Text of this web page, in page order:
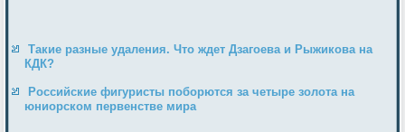
Такие разные удаления. Что ждет Дзагоева и Рыжикова на
КДК?
Российские фигуристы поборются за четыре золота на
юниорском первенстве мира